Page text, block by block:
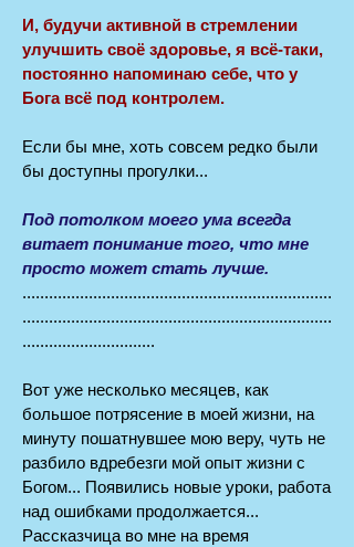
И, будучи активной в стремлении
улучшить своё здоровье, я всё-таки,
постоянно напоминаю себе, что у
Бога всё под контролем.
Если бы мне, хоть совсем редко были
бы доступны прогулки...
Под потолком моего ума всегда
витает понимание того, что мне
просто может стать лучше.
......................................................................
......................................................................
..............................
Вот уже несколько месяцев, как
большое потрясение в моей жизни, на
минуту пошатнувшее мою веру, чуть не
разбило вдребезги мой опыт жизни с
Богом... Появились новые уроки, работа
над ошибками продолжается...
Рассказчица во мне на время